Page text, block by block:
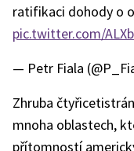
ratifikaci dohody o
pic.twitter.com/
— Petr Fiala
Zhruba
mnoha oblastech,
přítomností